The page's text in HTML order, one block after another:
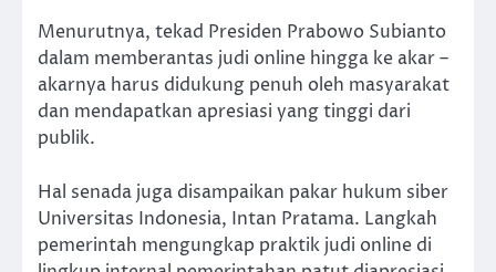
Menurutnya, tekad Presiden Prabowo Subianto
dalam memberantas judi online hingga ke akar –
akarnya harus didukung penuh oleh masyarakat
dan mendapatkan apresiasi yang tinggi dari
publik.
Hal senada juga disampaikan pakar hukum siber
Universitas Indonesia, Intan Pratama. Langkah
pemerintah mengungkap praktik judi online di